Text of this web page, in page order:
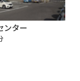
ンター